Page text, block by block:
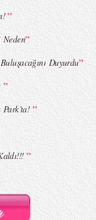
”
Neden”
Duyurdu”
”
”
”